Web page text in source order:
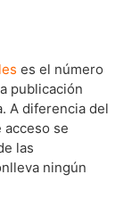
es el número
publicación
A diferencia del
acceso se
las
ningún